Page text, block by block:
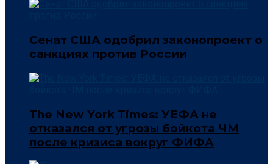
Сенат США одобрил законопроект о
санкциях против России
The New York Times: УЕФА не
отказался от угрозы бойкота ЧМ
после кризиса вокруг ФИФА